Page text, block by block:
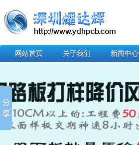
网站首页 关于我们 新闻中心